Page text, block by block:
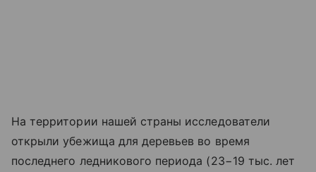
На территории нашей страны исследователи
открыли убежища для деревьев во время
последнего ледникового периода (23−19 тыс. лет